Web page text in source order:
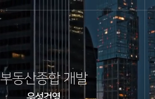
부동산종합 개발